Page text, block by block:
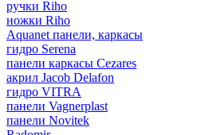
ручки Riho
ножки Riho
Aquanet панели, каркасы
гидро Serena
панели каркасы Cezares
акрил Jacob Delafon
гидро VITRA
панели Vagnerplast
панели Novitek